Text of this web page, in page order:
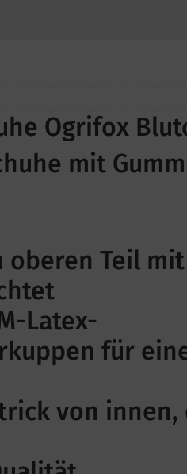
Ogrifox
mit
oberen Teil mit
Latex-
für
von innen,